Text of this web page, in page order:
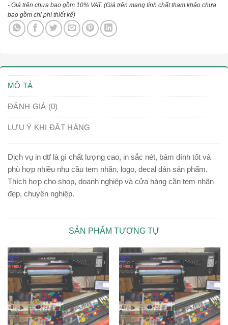
- Giá trên chưa bao gồm 10% VAT. (Giá trên mang tính chất tham khảo chưa
bao gồm chi phí thiết kế)
MÔ TẢ
ĐÁNH GIÁ (0)
LƯU Ý KHI ĐẶT HÀNG
Dịch vụ in dtf là gì chất lượng cao, in sắc nét, bám dính tốt và
phù hợp nhiều nhu cầu tem nhãn, logo, decal dán sản phẩm.
Thích hợp cho shop, doanh nghiệp và cửa hàng cần tem nhãn
đẹp, chuyên nghiệp.
SẢN PHẨM TƯƠNG TỰ